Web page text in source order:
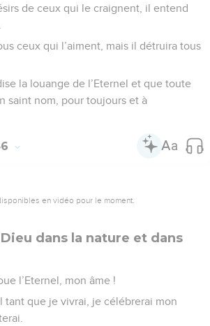
de ceux qui le craignent, il entend
ceux qui l’aiment, mais il détruira tous
la louange de l’Eternel et que toute
saint nom, pour toujours et à
en vidéo pour le moment.
dans la nature et dans
l’Eternel, mon âme !
tant que je vivrai, je célébrerai mon